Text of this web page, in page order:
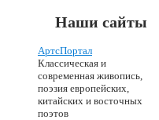
Наши сайты
АртсПортал
Классическая и
современная живопись,
поэзия европейских,
китайских и восточных
поэтов